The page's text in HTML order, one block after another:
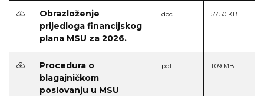
Obrazloženje
prijedloga financijskog
plana MSU za 2026.
doc 57.50 KB
Procedura o
blagajničkom
poslovanju u MSU
pdf 1.09 MB